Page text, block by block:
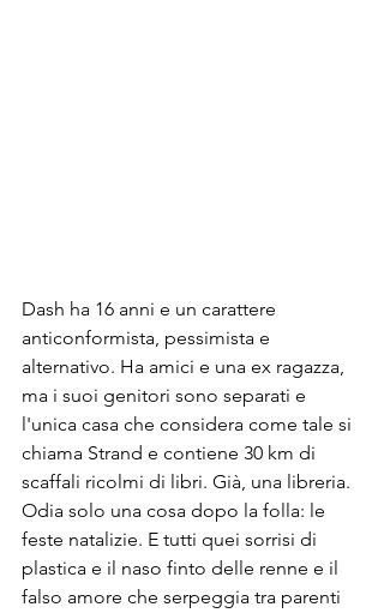
Dash ha 16 anni e un carattere
anticonformista, pessimista e
alternativo. Ha amici e una ex ragazza,
ma i suoi genitori sono separati e
l'unica casa che considera come tale si
chiama Strand e contiene 30 km di
scaffali ricolmi di libri. Già, una libreria.
Odia solo una cosa dopo la folla: le
feste natalizie. E tutti quei sorrisi di
plastica e il naso finto delle renne e il
falso amore che serpeggia tra parenti